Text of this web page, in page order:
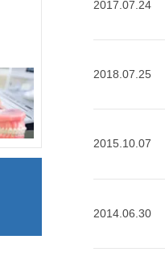
2017.07.24
2018.07.25
2015.10.07
2014.06.30